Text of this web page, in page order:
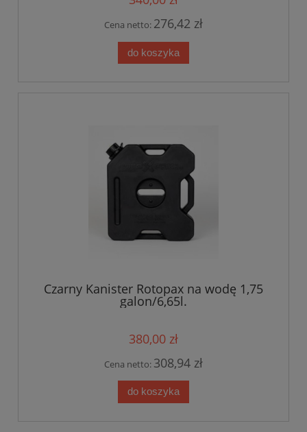
Cena netto: 276,42 zł
do koszyka
Czarny Kanister Rotopax na wodę 1,75
galon/6,65l.
380,00 zł
Cena netto: 308,94 zł
do koszyka